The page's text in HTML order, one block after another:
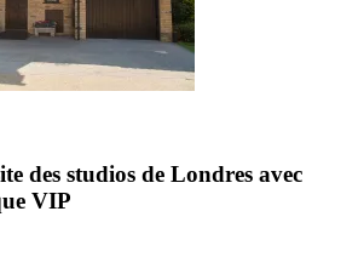
des studios de Londres avec
VIP